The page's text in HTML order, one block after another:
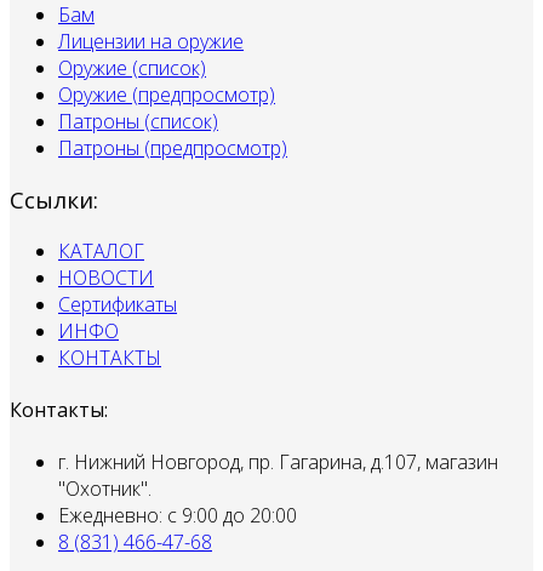
Бам
Лицензии на оружие
Оружие (список)
Оружие (предпросмотр)
Патроны (список)
Патроны (предпросмотр)
Ссылки:
КАТАЛОГ
НОВОСТИ
Сертификаты
ИНФО
КОНТАКТЫ
Контакты:
г. Нижний Новгород, пр. Гагарина, д.107, магазин
"Охотник".
Ежедневно: с 9:00 до 20:00
8 (831) 466-47-68